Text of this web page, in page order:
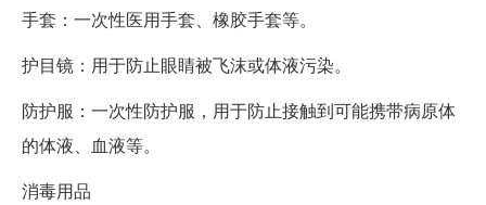
手套：一次性医用手套、橡胶手套等。
护目镜：用于防止眼睛被飞沫或体液污染。
防护服：一次性防护服，用于防止接触到可能携带病原体
的体液、血液等。
消毒用品